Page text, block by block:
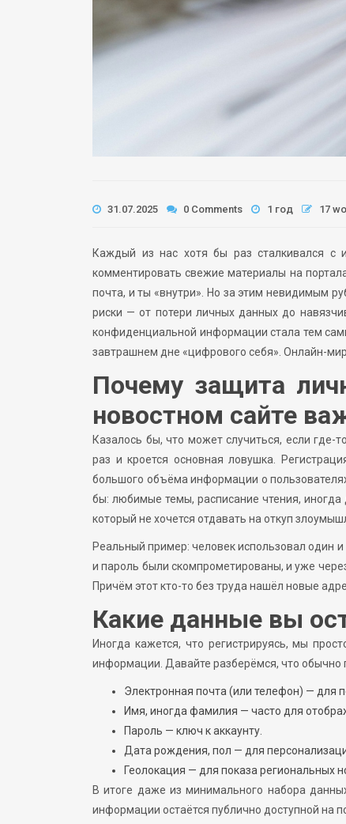
31.07.2025 0 Comments 1 год 17
Каждый из нас хотя бы раз сталкивался с
комментировать свежие материалы на
почта, и ты «внутри». Но за этим невидимым
риски — от потери личных данных до
конфиденциальной информации стала тем
завтрашнем дне «цифрового себя». Онлайн-
Почему защита
новостном сайте
Казалось бы, что может случиться, если где-
раз и кроется основная ловушка.
большого объёма информации о
бы: любимые темы, расписание чтения,
который не хочется отдавать на откуп
Реальный пример: человек использовал один
и пароль были скомпрометированы, и уже
Причём этот кто-то без труда нашёл новые
Какие данные вы
Иногда кажется, что регистрируясь, мы
информации. Давайте разберёмся, что обычно
Электронная почта (или телефон) — для
Имя, иногда фамилия — часто для
Пароль — ключ к аккаунту.
Дата рождения, пол — для
Геолокация — для показа региональных
В итоге даже из минимального набора
информации остаётся публично доступной на